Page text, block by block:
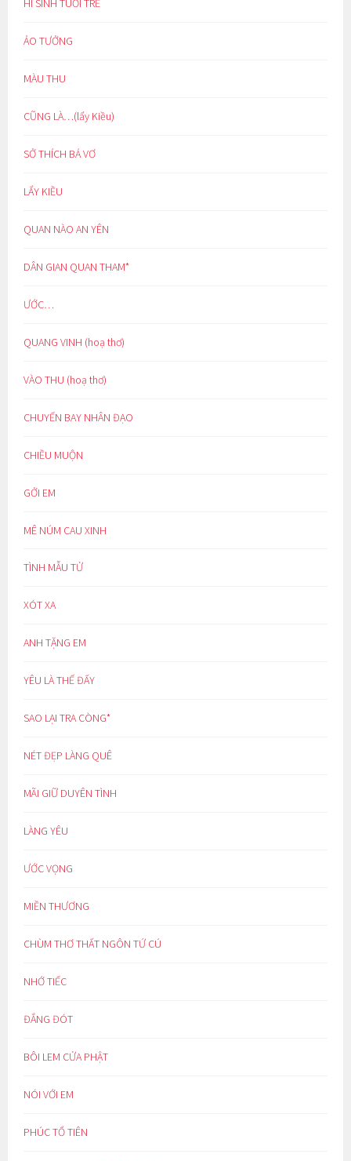
HI SINH TUỔI TRẺ
ẢO TƯỞNG
MÀU THU
CŨNG LÀ…(lẩy Kiều)
SỞ THÍCH BÁ VƠ
LẨY KIỀU
QUAN NÀO AN YÊN
DÂN GIAN QUAN THAM*
ƯỚC…
QUANG VINH (hoạ thơ)
VÀO THU (hoạ thơ)
CHUYẾN BAY NHÂN ĐẠO
CHIỀU MUỘN
GỞI EM
MÊ NÚM CAU XINH
TÌNH MẪU TỬ
XÓT XA
ANH TẶNG EM
YÊU LÀ THẾ ĐẤY
SAO LẠI TRA CÒNG*
NÉT ĐẸP LÀNG QUÊ
MÃI GIỮ DUYÊN TÌNH
LÀNG YÊU
ƯỚC VỌNG
MIỀN THƯƠNG
CHÙM THƠ THẤT NGÔN TỨ CÚ
NHỚ TIẾC
ĐẮNG ĐÓT
BÔI LEM CỬA PHẬT
NÓI VỚI EM
PHÚC TỔ TIÊN